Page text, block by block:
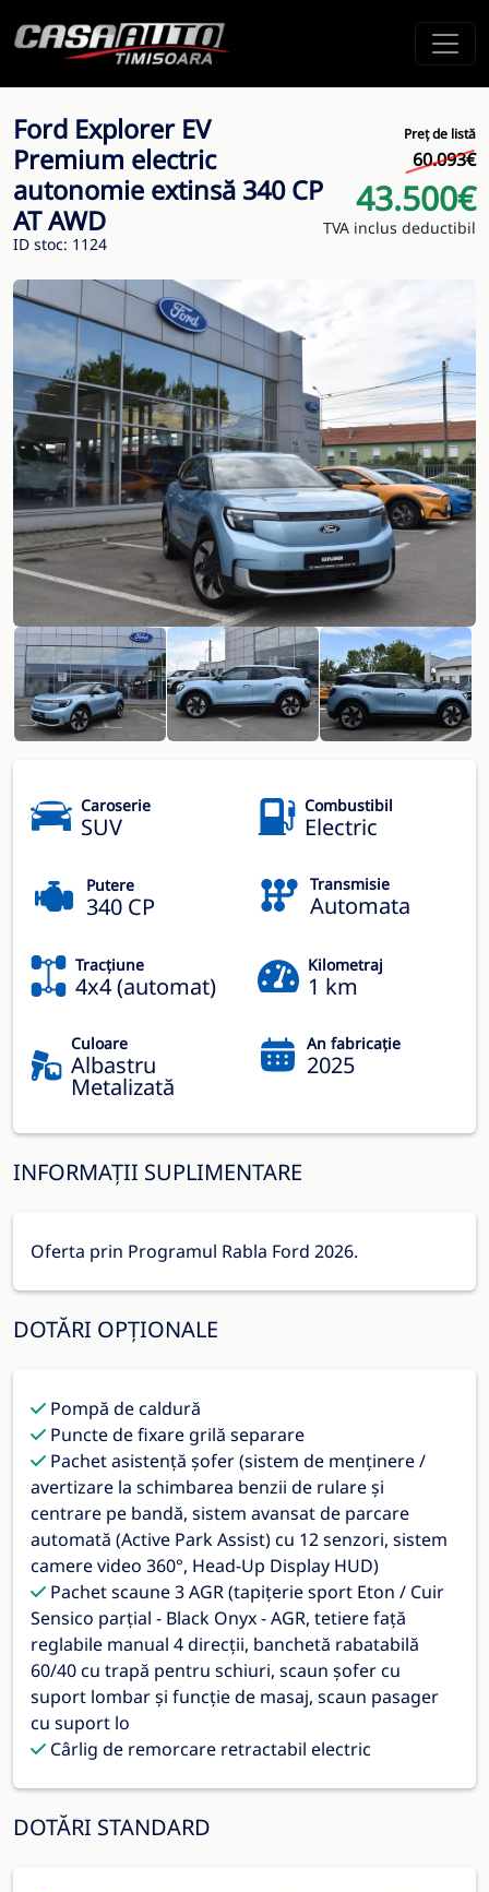
Ford Explorer EV
Premium electric
autonomie extinsă 340 CP
AT AWD
ID stoc: 1124
Preț de listă
60.093€
43.500€
TVA inclus deductibil
Caroserie
SUV
Combustibil
Electric
Putere
340 CP
Transmisie
Automata
Tracțiune
4x4 (automat)
Kilometraj
1 km
Culoare
Albastru
Metalizată
An fabricație
2025
INFORMAȚII SUPLIMENTARE
Oferta prin Programul Rabla Ford 2026.
DOTĂRI OPȚIONALE
Pompă de caldură
Puncte de fixare grilă separare
Pachet asistență șofer (sistem de menținere /
avertizare la schimbarea benzii de rulare și
centrare pe bandă, sistem avansat de parcare
automată (Active Park Assist) cu 12 senzori, sistem
camere video 360°, Head-Up Display HUD)
Pachet scaune 3 AGR (tapițerie sport Eton / Cuir
Sensico parțial - Black Onyx - AGR, tetiere față
reglabile manual 4 direcții, banchetă rabatabilă
60/40 cu trapă pentru schiuri, scaun șofer cu
suport lombar și funcție de masaj, scaun pasager
cu suport lo
Cârlig de remorcare retractabil electric
DOTĂRI STANDARD